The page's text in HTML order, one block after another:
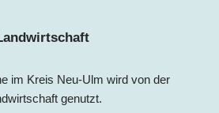
im Kreis Neu-Ulm wird von der
genutzt.